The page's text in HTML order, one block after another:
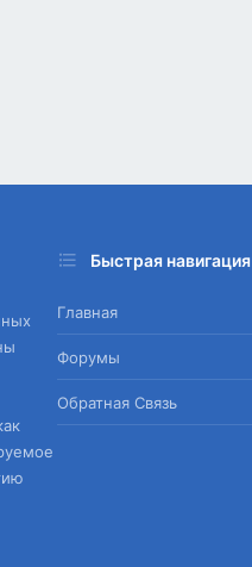
Быстрая навигация
Главная
Форумы
Обратная Связь